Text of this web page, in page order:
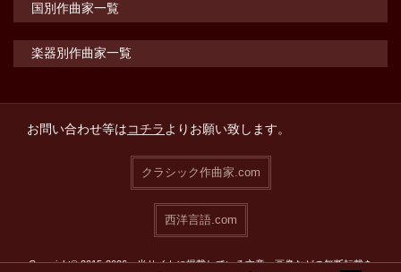
国別作曲家一覧
楽器別作曲家一覧
お問い合わせ等はコチラよりお願い致します。
クラシック作曲家.com
西洋言語.com
Copyright© 2015-2026 当サイトに掲載している文章・画像などの無断転載を